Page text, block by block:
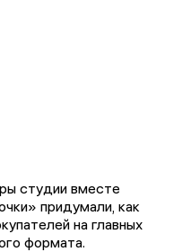
студии вместе
придумали, как
на главных
формата.